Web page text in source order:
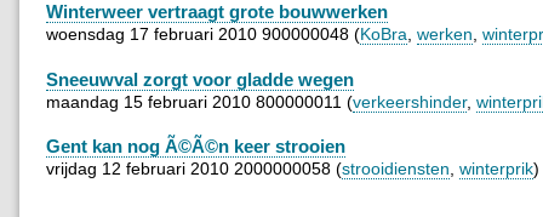
Winterweer vertraagt grote bouwwerken
woensdag 17 februari 2010 900000048 (KoBra werken
Sneeuwval zorgt voor gladde wegen
maandag 15 februari 2010 800000011 (verkeershinder,
Gent kan nog Ã©Ã©n keer strooien
vrijdag 12 februari 2010 2000000058 (strooidiensten winterprik)